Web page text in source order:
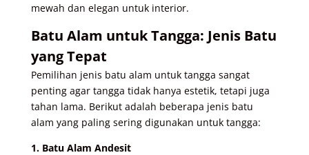
mewah dan elegan untuk interior.
Batu Alam untuk Tangga: Jenis Batu
yang Tepat
Pemilihan jenis batu alam untuk tangga sangat
penting agar tangga tidak hanya estetik, tetapi juga
tahan lama. Berikut adalah beberapa jenis batu
alam yang paling sering digunakan untuk tangga:
1. Batu Alam Andesit